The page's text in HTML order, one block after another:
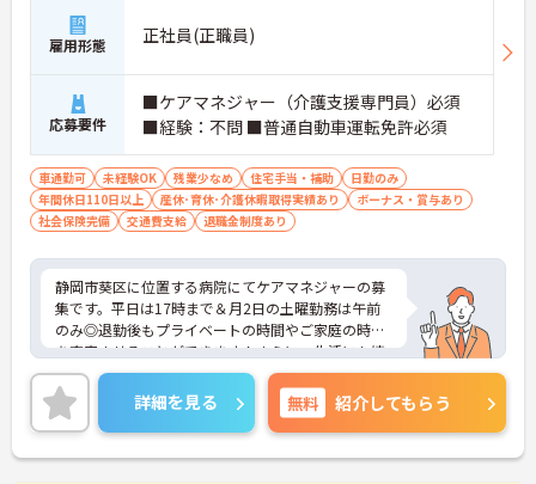
雇用形態 正社員(正職員)
応募要件
■ケアマネジャー（介護支援専門員）必須
■経験：不問 ■普通自動車運転免許必須
車通勤可 未経験OK 残業少なめ 住宅手当・補助
日勤のみ
年間休日110日以上
産休･育休･介護休暇取得実績あり
ボーナス・賞与あり
社会保険完備
交通費支給 退職金制度あり
静岡市葵区に位置する病院にてケアマネジャーの募
集です。平日は17時まで＆月2日の土曜勤務は午前
のみ◎退勤後もプライベートの時間やご家庭の時間
を充実させることができます！さらに、生活にも嬉
しい手当が充実しているので、安心して働きやすい
環境となっております♪ご興味ある方は面接ポイン
トをお伝えしますので、お気軽にご連絡ください。
詳細を見る 無料 紹介してもらう